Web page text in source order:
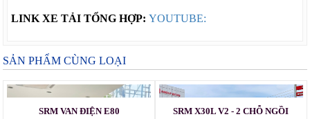
LINK XE TẢI TỔNG HỢP: YOUTUBE:
SẢN PHẨM CÙNG LOẠI
SRM VAN ĐIỆN E80 SRM X30L V2 - 2 CHỖ NGỒI